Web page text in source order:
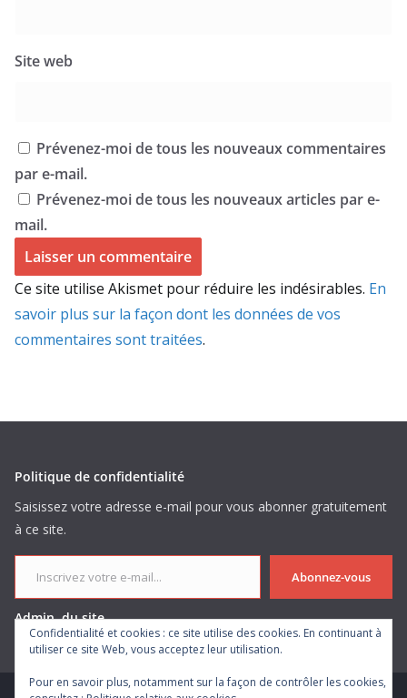
Site web
Prévenez-moi de tous les nouveaux commentaires
par e-mail.
Prévenez-moi de tous les nouveaux articles par e-
mail.
Ce site utilise Akismet pour réduire les indésirables. En
savoir plus sur la façon dont les données de vos
commentaires sont traitées.
Politique de confidentialité
Saisissez votre adresse e-mail pour vous abonner gratuitement
à ce site.
Inscrivez votre e-mail...
Abonnez-vous
Admin. du site
Confidentialité et cookies : ce site utilise des cookies. En continuant à
utiliser ce site Web, vous acceptez leur utilisation.
Pour en savoir plus, notamment sur la façon de contrôler les cookies,